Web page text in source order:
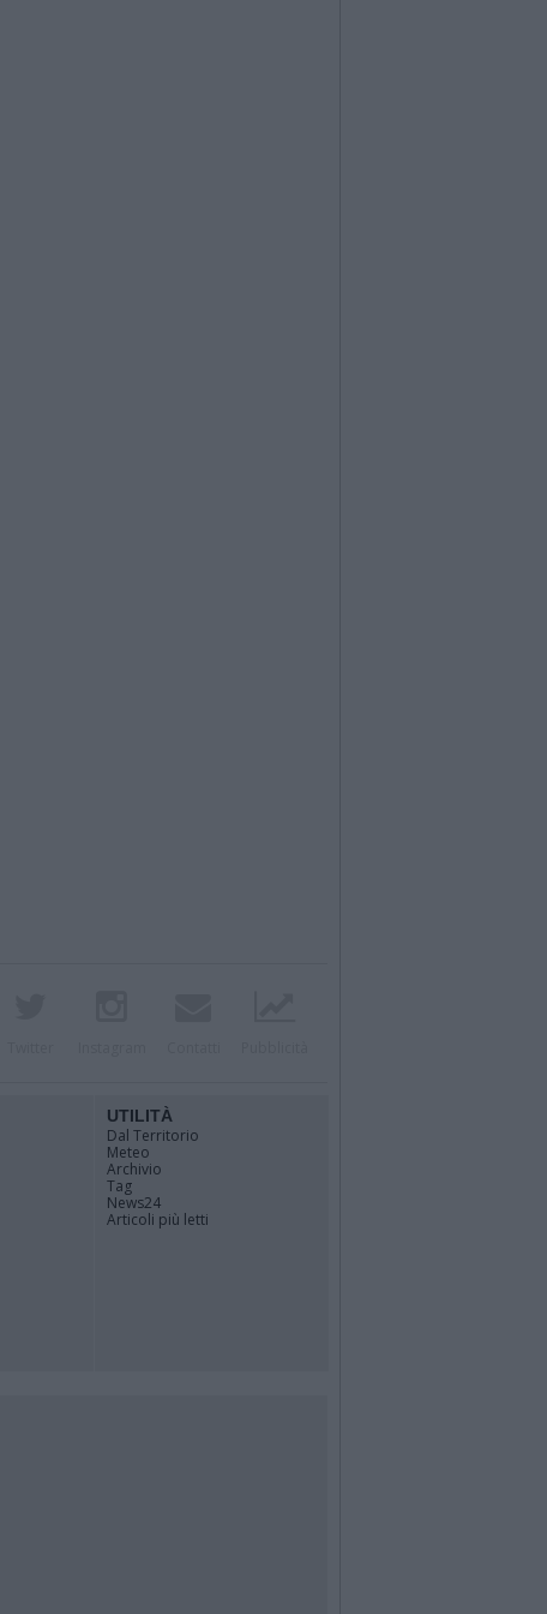
UTILITÀ
Dal Territorio
Meteo
Archivio
Tag
News24
Articoli più letti